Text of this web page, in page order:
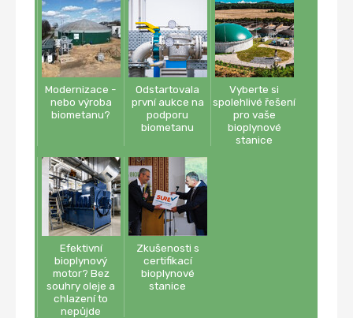
Modernizace -
nebo výroba
biometanu?
Odstartovala
první aukce na
podporu
biometanu
Vyberte si
spolehlivé řešení
pro vaše
bioplynové
stanice
Efektivní
bioplynový
motor? Bez
souhry oleje a
chlazení to
nepůjde
Zkušenosti s
certifikací
bioplynové
stanice